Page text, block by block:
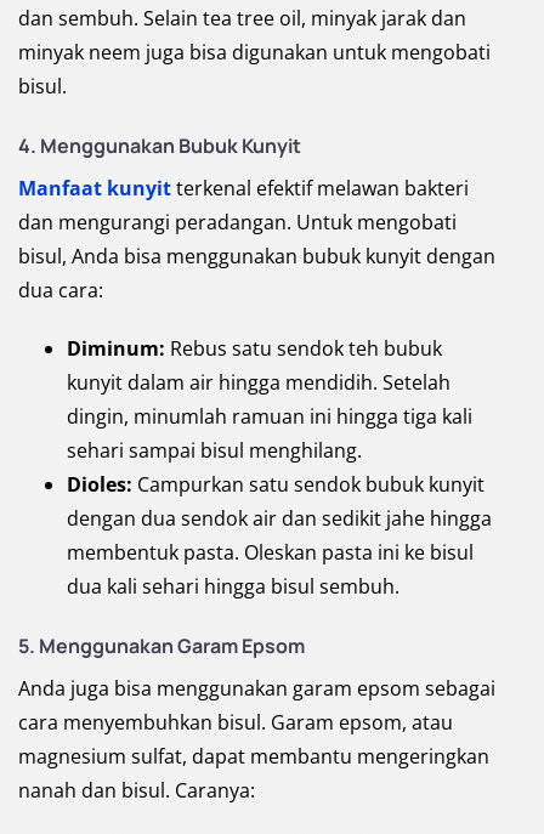
dan sembuh. Selain tea tree oil, minyak jarak dan
minyak neem juga bisa digunakan untuk mengobati
bisul.
4. Menggunakan Bubuk Kunyit
Manfaat kunyitterkenal efektif melawan bakteri
dan mengurangi peradangan. Untuk mengobati
bisul, Anda bisa menggunakan bubuk kunyit dengan
dua cara:
Diminum: Rebus satu sendok teh bubuk
kunyit dalam air hingga mendidih. Setelah
dingin, minumlah ramuan ini hingga tiga kali
sehari sampai bisul menghilang.
Dioles: Campurkan satu sendok bubuk kunyit
dengan dua sendok air dan sedikit jahe hingga
membentuk pasta. Oleskan pasta ini ke bisul
dua kali sehari hingga bisul sembuh.
5. Menggunakan Garam Epsom
Anda juga bisa menggunakan garam epsom sebagai
cara menyembuhkan bisul. Garam epsom, atau
magnesium sulfat, dapat membantu mengeringkan
nanah dan bisul. Caranya: